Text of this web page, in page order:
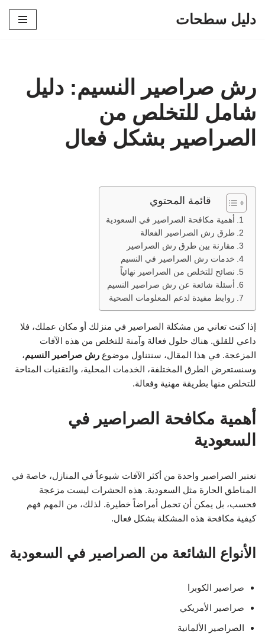
دليل سطحات
رش صراصير النسيم: دليل
شامل للتخلص من
الصراصير بشكل فعال
قائمة المحتوي
أهمية مكافحة الصراصير في السعودية
طرق رش الصراصير الفعالة
مقارنة بين طرق رش الصراصير
خدمات رش الصراصير في النسيم
نصائح للتخلص من الصراصير نهائياً
أسئلة شائعة عن رش صراصير النسيم
روابط مفيدة لدعم المعلومات الصحية
إذا كنت تعاني من مشكلة الصراصير في منزلك أو مكان عملك، فلا
داعي للقلق. هناك حلول فعالة وآمنة للتخلص من هذه الآفات
المزعجة. في هذا المقال، سنتناول موضوع رش صراصير النسيم،
وسنستعرض الطرق المختلفة، الخدمات المحلية، والتقنيات المتاحة
للتخلص منها بطريقة مهنية وفعالة.
أهمية مكافحة الصراصير في
السعودية
تعتبر الصراصير واحدة من أكثر الآفات شيوعاً في المنازل، خاصة في
المناطق الحارة مثل السعودية. هذه الحشرات ليست مزعجة
فحسب، بل يمكن أن تحمل أمراضاً خطيرة. لذلك، من المهم فهم
كيفية مكافحة هذه المشكلة بشكل فعال.
الأنواع الشائعة من الصراصير في السعودية
صراصير الكوبرا
صراصير الأمريكي
الصراصير الألمانية